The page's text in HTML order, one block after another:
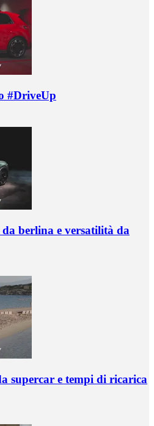
#DriveUp
berlina e versatilità da
supercar e tempi di ricarica